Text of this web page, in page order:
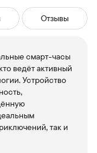
Отзывы
смарт-часы
ведёт активный
Устройство
так и